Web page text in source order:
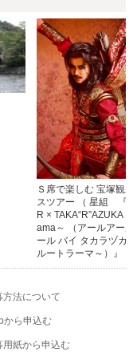
Ｓ席で楽しむ 宝塚観劇
スツアー （ 星組 『
R × TAKA“R”AZUKA
ama～ （アールアール
ール バイ タカラヅカ
ルートラーマ～）』 ）
方法について
から申込む
用紙から申込む